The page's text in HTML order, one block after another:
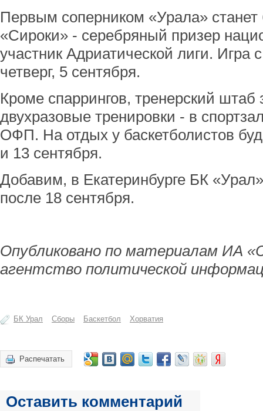
Первым соперником «Урала» станет
«Сироки» - серебряный призер
участник Адриатической лиги. Игра
четверг, 5 сентября.
Кроме спаррингов, тренерский штаб
двухразовые тренировки - в
ОФП. На отдых у баскетболистов
и 13 сентября.
Добавим, в Екатеринбурге БК
после 18 сентября.
Опубликовано по материалам ИА
агентство политической
БК Урал Сборы Баскетбол Хорватия
Распечатать
Оставить комментарий